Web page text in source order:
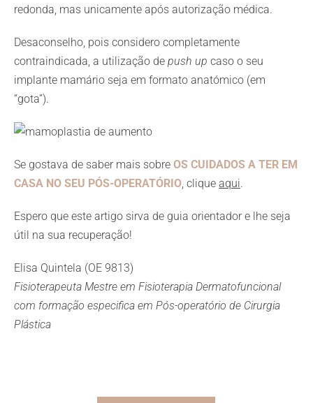
redonda, mas unicamente após autorização médica.
Desaconselho, pois considero completamente
contraindicada, a utilização de push up caso o seu
implante mamário seja em formato anatómico (em
“gota”).
Se gostava de saber mais sobre OS CUIDADOS A TER EM
CASA NO SEU PÓS-OPERATÓRIO, clique aqui.
Espero que este artigo sirva de guia orientador e lhe seja
útil na sua recuperação!
Elisa Quintela (OE 9813)
Fisioterapeuta Mestre em Fisioterapia Dermatofuncional
com formação especifica em Pós-operatório de Cirurgia
Plástica